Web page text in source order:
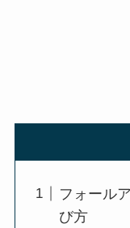
フォール
び方